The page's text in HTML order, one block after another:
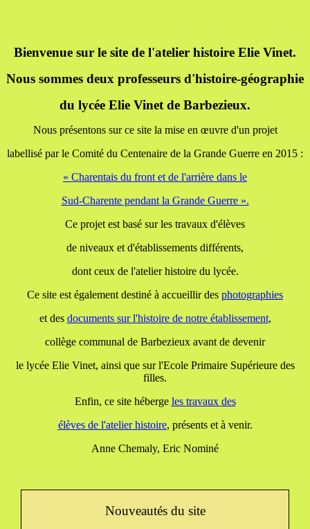
Bienvenue sur le site de l'atelier histoire Elie Vinet.
Nous sommes deux professeurs d'histoire-géographie
du lycée Elie Vinet de Barbezieux.
Nous présentons sur ce site la mise en œuvre d'un projet
labellisé par le Comité du Centenaire de la Grande Guerre en 2015 :
« Charentais du front et de l'arrière dans le
Sud-Charente pendant la Grande Guerre ».
Ce projet est basé sur les travaux d'élèves
de niveaux et d'établissements différents,
dont ceux de l'atelier histoire du lycée.
Ce site est également destiné à accueillir des photographies
et des documents sur l'histoire de notre établissement,
collège communal de Barbezieux avant de devenir
le lycée Elie Vinet, ainsi que sur l'Ecole Primaire Supérieure des
filles.
Enfin, ce site héberge les travaux des
élèves de l'atelier histoire, présents et à venir.
Anne Chemaly, Eric Nominé
Nouveautés du site